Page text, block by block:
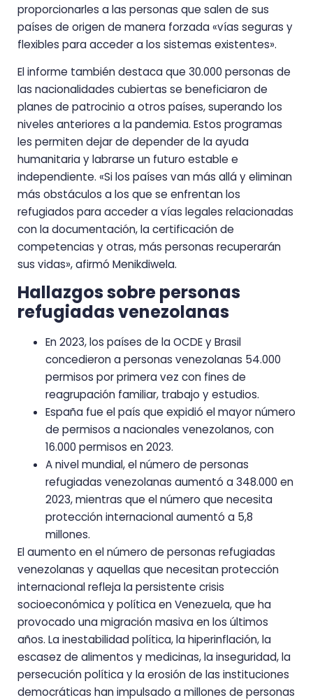
proporcionarles a las personas que salen de sus
países de origen de manera forzada «vías seguras y
flexibles para acceder a los sistemas existentes».
El informe también destaca que 30.000 personas de
las nacionalidades cubiertas se beneficiaron de
planes de patrocinio a otros países, superando los
niveles anteriores a la pandemia. Estos programas
les permiten dejar de depender de la ayuda
humanitaria y labrarse un futuro estable e
independiente. «Si los países van más allá y eliminan
más obstáculos a los que se enfrentan los
refugiados para acceder a vías legales relacionadas
con la documentación, la certificación de
competencias y otras, más personas recuperarán
sus vidas», afirmó Menikdiwela.
Hallazgos sobre personas
refugiadas venezolanas
En 2023, los países de la OCDE y Brasil
concedieron a personas venezolanas 54.000
permisos por primera vez con fines de
reagrupación familiar, trabajo y estudios.
España fue el país que expidió el mayor número
de permisos a nacionales venezolanos, con
16.000 permisos en 2023.
A nivel mundial, el número de personas
refugiadas venezolanas aumentó a 348.000 en
2023, mientras que el número que necesita
protección internacional aumentó a 5,8
millones.
El aumento en el número de personas refugiadas
venezolanas y aquellas que necesitan protección
internacional refleja la persistente crisis
socioeconómica y política en Venezuela, que ha
provocado una migración masiva en los últimos
años. La inestabilidad política, la hiperinflación, la
escasez de alimentos y medicinas, la inseguridad, la
persecución política y la erosión de las instituciones
democráticas han impulsado a millones de personas